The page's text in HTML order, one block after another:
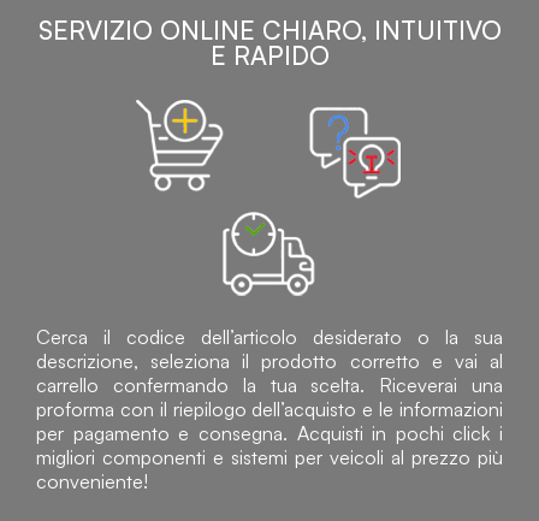
SERVIZIO ONLINE CHIARO, INTUITIVO
E RAPIDO
Cerca il codice dell’articolo desiderato o la sua
descrizione, seleziona il prodotto corretto e vai al
carrello confermando la tua scelta. Riceverai una
proforma con il riepilogo dell’acquisto e le informazioni
per pagamento e consegna. Acquisti in pochi click i
migliori componenti e sistemi per veicoli al prezzo più
conveniente!